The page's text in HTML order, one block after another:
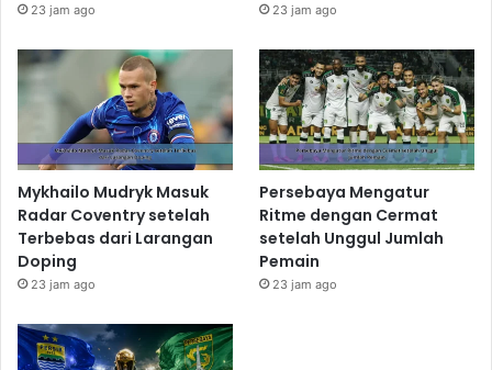
23 jam ago 23 jam ago
Mykhailo Mudryk Masuk
Radar Coventry setelah
Terbebas dari Larangan
Doping
23 jam ago
Persebaya Mengatur
Ritme dengan Cermat
setelah Unggul Jumlah
Pemain
23 jam ago